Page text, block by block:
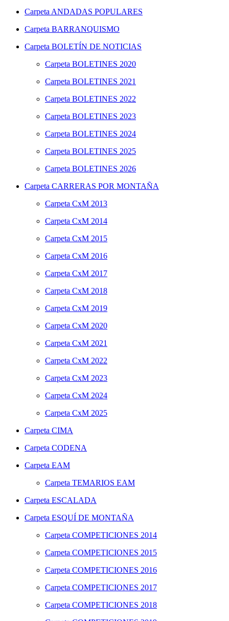
Carpeta ANDADAS POPULARES
Carpeta BARRANQUISMO
Carpeta BOLETÍN DE NOTICIAS
Carpeta BOLETINES 2020
Carpeta BOLETINES 2021
Carpeta BOLETINES 2022
Carpeta BOLETINES 2023
Carpeta BOLETINES 2024
Carpeta BOLETINES 2025
Carpeta BOLETINES 2026
Carpeta CARRERAS POR MONTAÑA
Carpeta CxM 2013
Carpeta CxM 2014
Carpeta CxM 2015
Carpeta CxM 2016
Carpeta CxM 2017
Carpeta CxM 2018
Carpeta CxM 2019
Carpeta CxM 2020
Carpeta CxM 2021
Carpeta CxM 2022
Carpeta CxM 2023
Carpeta CxM 2024
Carpeta CxM 2025
Carpeta CIMA
Carpeta CODENA
Carpeta EAM
Carpeta TEMARIOS EAM
Carpeta ESCALADA
Carpeta ESQUÍ DE MONTAÑA
Carpeta COMPETICIONES 2014
Carpeta COMPETICIONES 2015
Carpeta COMPETICIONES 2016
Carpeta COMPETICIONES 2017
Carpeta COMPETICIONES 2018